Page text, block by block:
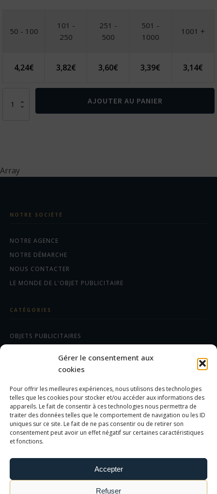
Gérer le consentement aux
cookies
Pour offrir les meilleures expériences, nous utilisons des technologies
telles que les cookies pour stocker et/ou accéder aux informations des
appareils. Le fait de consentir à ces technologies nous permettra de
traiter des données telles que le comportement de navigation ou les ID
uniques sur ce site. Le fait de ne pas consentir ou de retirer son
consentement peut avoir un effet négatif sur certaines caractéristiques
et fonctions.
Accepter
Refuser
50 - 100
101 -
250
251 -
500
501 -
1000
1001 +
4,24€ 3,82€ 3,60€ 3,39€ 3,14€
190gr
IMPACT
AJOUTER AU PANIER
Array
NOTRE SOCIÉTÉ
NOTRE AGENCE
NOTRE DÉMARCHE
NOUS CONTACTER
LE MONDE DE L'OBJET PUBLICITAIRE
CATÉGORIES
OBJETS PUBLICITAIRES
AIDE/FAQ
LES DIFFÉRENTS MARQUAGES
FOIRE AUX QUESTIONS
INFORMATIONS LÉGALES
MENTIONS LÉGALES